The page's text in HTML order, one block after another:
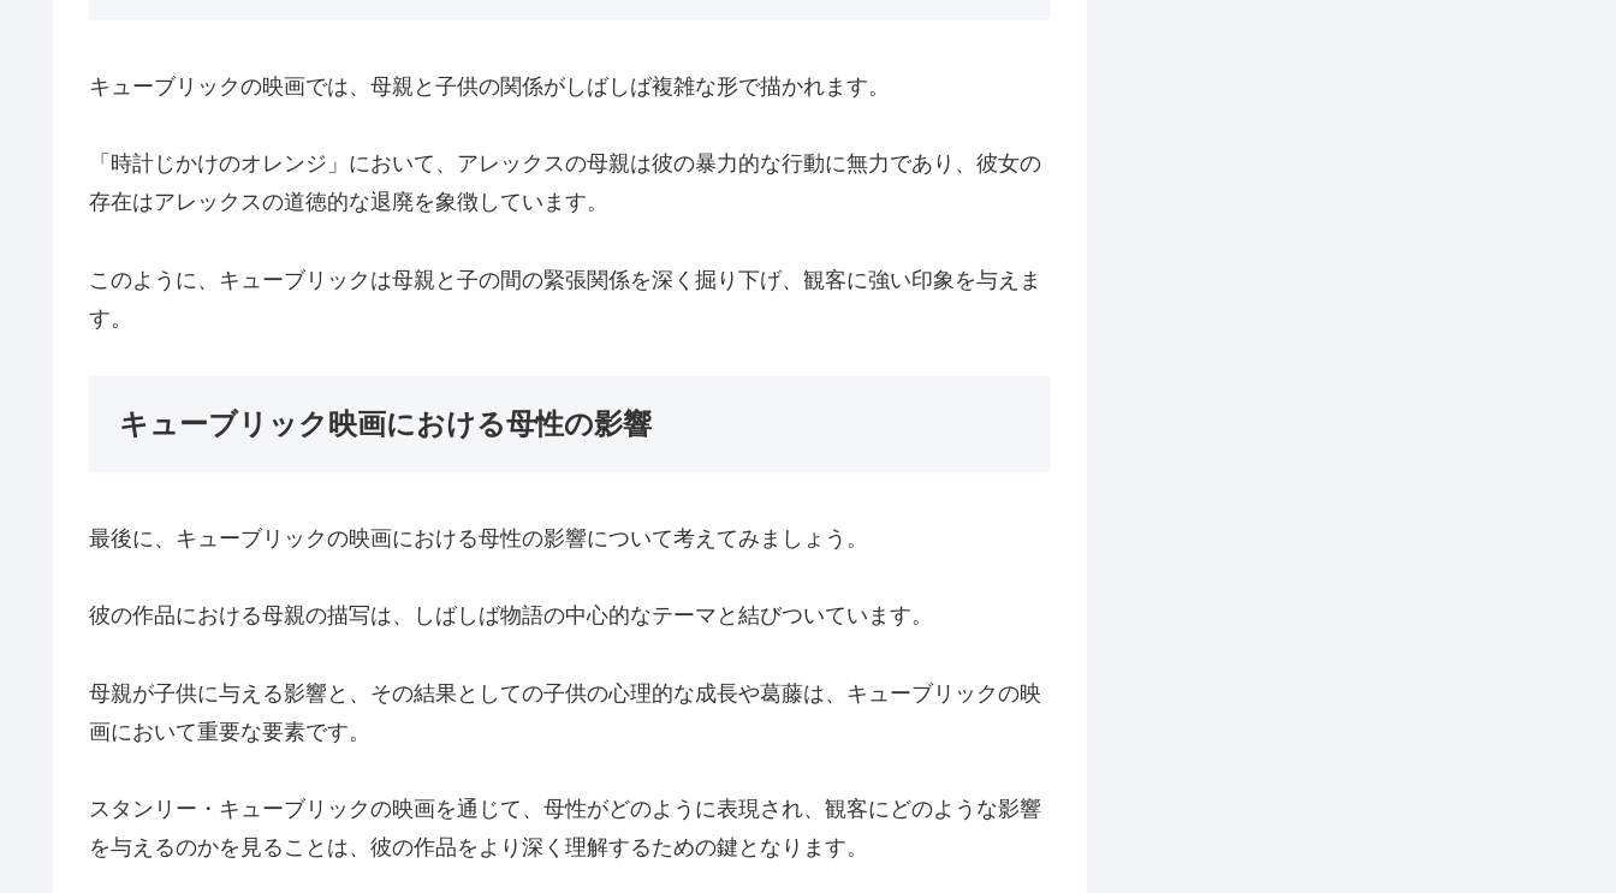
キューブリックの映画では、母親と子供の関係がしばしば複雑な形で描かれます。
「時計じかけのオレンジ」において、アレックスの母親は彼の暴力的な行動に無力であり、彼女の
存在はアレックスの道徳的な退廃を象徴しています。
このように、キューブリックは母親と子の間の緊張関係を深く掘り下げ、観客に強い印象を与えま
す。
キューブリック映画における母性の影響
最後に、キューブリックの映画における母性の影響について考えてみましょう。
彼の作品における母親の描写は、しばしば物語の中心的なテーマと結びついています。
母親が子供に与える影響と、その結果としての子供の心理的な成長や葛藤は、キューブリックの映
画において重要な要素です。
スタンリー・キューブリックの映画を通じて、母性がどのように表現され、観客にどのような影響
を与えるのかを見ることは、彼の作品をより深く理解するための鍵となります。